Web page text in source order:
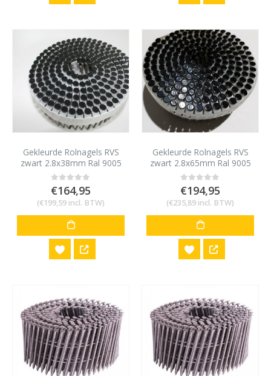
Gekleurde Rolnagels RVS
zwart 2.8x38mm Ral 9005
1200 stuks
0out of 5
€164,95
(€199,59 incl. BTW)
Gekleurde Rolnagels RVS
zwart 2.8x65mm Ral 9005
1200 stuks
0out of 5
€194,95
(€235,89 incl. BTW)